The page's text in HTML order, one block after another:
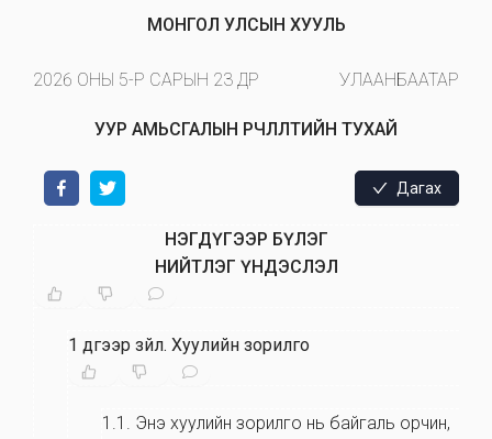
МОНГОЛ УЛСЫН ХУУЛЬ
2026 ОНЫ 5-Р САРЫН 23 ӨДӨР УЛААНБААТАР
УУР АМЬСГАЛЫН ӨӨРЧЛӨЛТИЙН ТУХАЙ
Дагах
НЭГДҮГЭЭР БҮЛЭГ
НИЙТЛЭГ ҮНДЭСЛЭЛ
1 дүгээр зүйл. Хуулийн зорилго
1.1 . Энэ хуулийн зорилго нь байгаль орчин,